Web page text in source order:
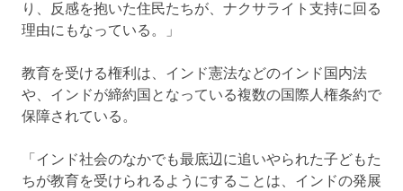
り、反感を抱いた住民たちが、ナクサライト支持に回る
理由にもなっている。」
教育を受ける権利は、インド憲法などのインド国内法
や、インドが締約国となっている複数の国際人権条約で
保障されている。
「インド社会のなかでも最底辺に追いやられた子どもた
ちが教育を受けられるようにすることは、インドの発展